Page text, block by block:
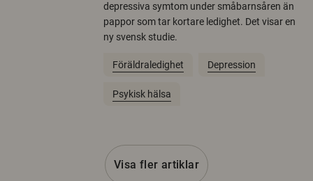
depressiva symtom under småbarnsåren än
pappor som tar kortare ledighet. Det visar en
ny svensk studie.
Föräldraledighet Depression
Psykisk hälsa
Visa fler artiklar